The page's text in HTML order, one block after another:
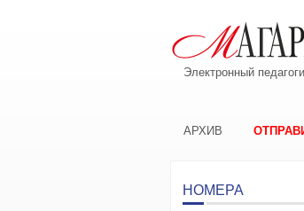
Электронный
АРХИВ
НОМЕРА